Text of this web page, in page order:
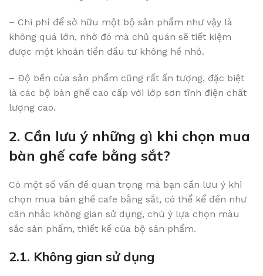
– Chi phí để sở hữu một bộ sản phẩm như vậy là
không quá lớn, nhờ đó mà chủ quán sẽ tiết kiệm
được một khoản tiền đầu tư không hề nhỏ.
– Độ bền của sản phẩm cũng rất ấn tượng, đặc biệt
là các bộ bàn ghế cao cấp với lớp sơn tĩnh điện chất
lượng cao.
2. Cần lưu ý những gì khi chọn mua
bàn ghế cafe bằng sắt?
Có một số vấn đề quan trọng mà bạn cần lưu ý khi
chọn mua bàn ghế cafe bằng sắt, có thể kể đến như
cân nhắc không gian sử dụng, chú ý lựa chọn màu
sắc sản phẩm, thiết kế của bộ sản phẩm.
2.1. Không gian sử dụng